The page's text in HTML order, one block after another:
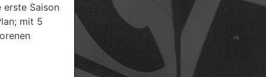
erste Saison
mit 5